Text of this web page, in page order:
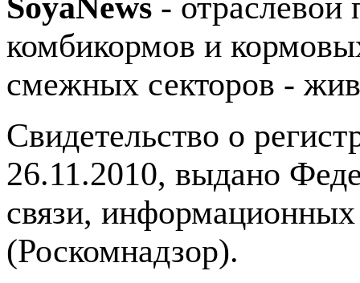
SoyaNews - отраслевой
комбикормов и
смежных секторов -
Свидетельство о
26.11.2010, выдано
связи,
(Роскомнадзор).